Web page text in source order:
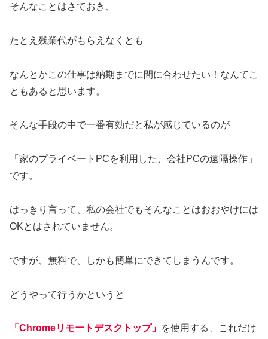
そんなことはさておき、
たとえ残業代がもらえなくとも
なんとかこの仕事は納期までに間に合わせたい！なんてこ
ともあると思います。
そんな手段の中で一番有効だと私が感じているのが
「家のプライベートPCを利用した、会社PCの遠隔操作」
です。
はっきり言って、私の会社でもそんなことはおおやけには
OKとはされていません。
ですが、無料で、しかも簡単にできてしまうんです。
どうやって行うかというと
「Chromeリモートデスクトップ」 を使用する、これだけ